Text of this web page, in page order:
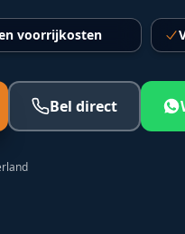
voorrijkosten
Bel direct